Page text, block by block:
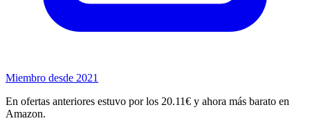
Miembro desde 2021
En ofertas anteriores estuvo por los 20.11€ y ahora más barato en
Amazon.